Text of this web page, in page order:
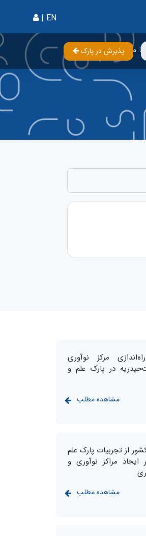
EN
|
ما پذیرش در پارک
مرکز نوآوری
در پارک علم و
مشاهده مطلب
از تجربیات پارک علم
مراکز نوآوری و
مشاهده مطلب